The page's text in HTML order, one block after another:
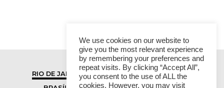
RIO DE JANEIRO
SÃO PAULO
We use cookies on our website to
give you the most relevant experience
by remembering your preferences and
repeat visits. By clicking “Accept All”,
you consent to the use of ALL the
cookies. However, you may visit